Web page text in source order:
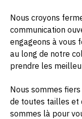
Nous croyons
communication
engageons à vous
au long de notre
prendre les
Nous sommes
de toutes tailles et
sommes là pour